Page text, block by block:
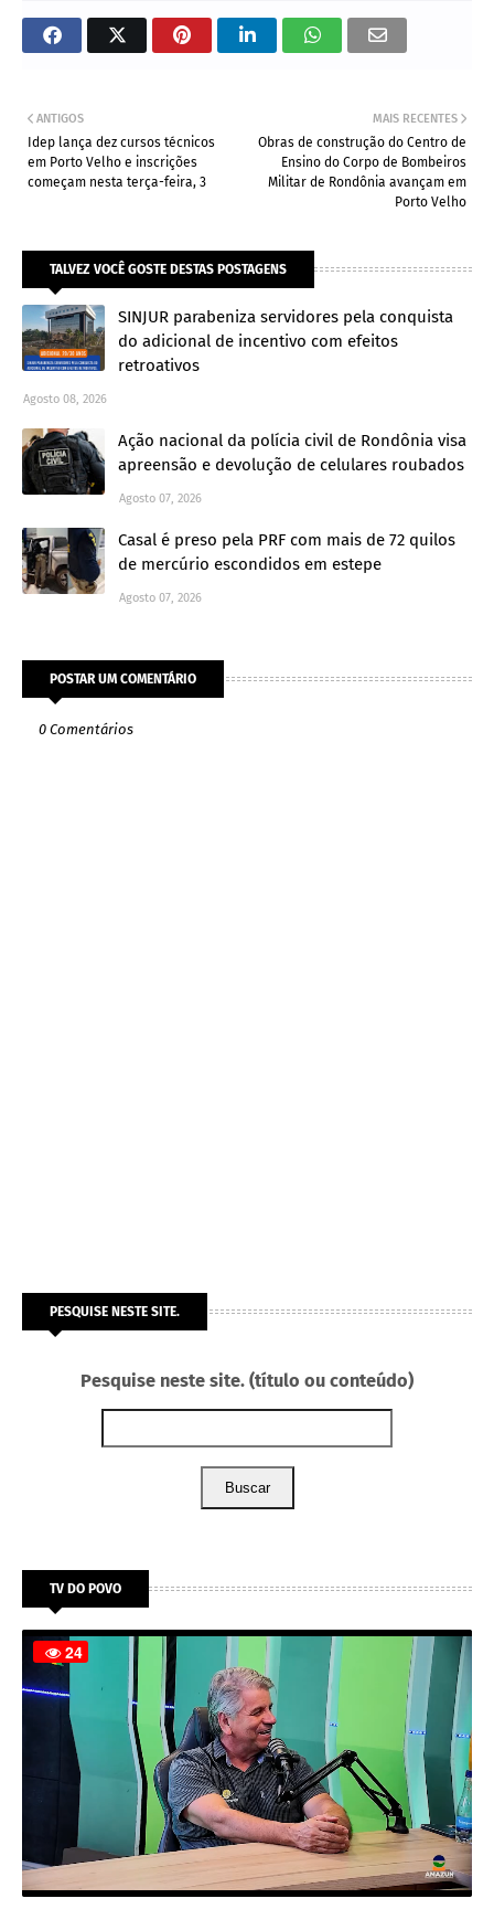
MAIS RECENTES
Obras de construção do Centro de
Ensino do Corpo de Bombeiros
Militar de Rondônia avançam em
Porto Velho
ANTIGOS
Idep lança dez cursos técnicos
em Porto Velho e inscrições
começam nesta terça-feira, 3
TALVEZ VOCÊ GOSTE DESTAS POSTAGENS
SINJUR parabeniza servidores pela conquista
do adicional de incentivo com efeitos
retroativos
Agosto 08, 2026
Ação nacional da polícia civil de Rondônia visa
apreensão e devolução de celulares roubados
Agosto 07, 2026
Casal é preso pela PRF com mais de 72 quilos
de mercúrio escondidos em estepe
Agosto 07, 2026
POSTAR UM COMENTÁRIO
0 Comentários
PESQUISE NESTE SITE.
Pesquise neste site. (título ou conteúdo)
Buscar
TV DO POVO